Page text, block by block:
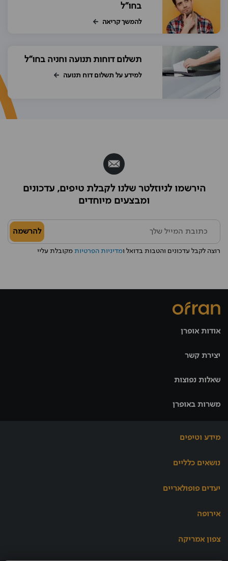
בחו"ל
להמשך קריאה
תשלום דוחות תנועה וחניה בחו"ל
למידע על תשלום דוח תנועה
הירשמו לניוזלטר שלנו לקבלת טיפים, עדכונים
ומבצעים מיוחדים
רוצה לקבל עדכונים והטבות בדואל ומדיניות הפרטיות מקובלת עליי
להרשמה
אודות אופרן
יצירת קשר
שאלות נפוצות
משרות באופרן
מידע וטיפים
נושאים כלליים
יעדים פופולאריים
אירופה
צפון אמריקה